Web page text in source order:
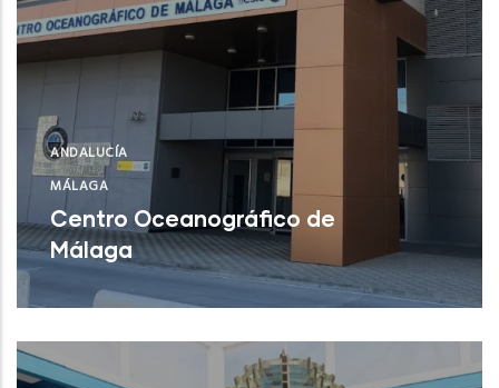
ANDALUCÍA
MÁLAGA
Centro Oceanográfico de
Málaga
Centro Oceanográfico de MálagaNUEVO